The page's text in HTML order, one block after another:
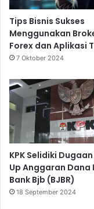
Tips Bisnis Sukses
Menggunakan
Forex dan Aplikasi
7 Oktober 2024
KPK Selidiki
Up Anggaran Dana
Bank Bjb (BJBR)
18 September 2024